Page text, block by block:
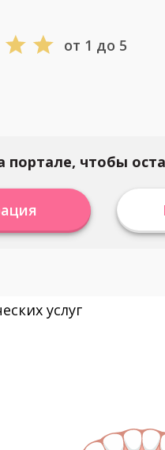
от 1 до 5
портале, чтобы
услуг